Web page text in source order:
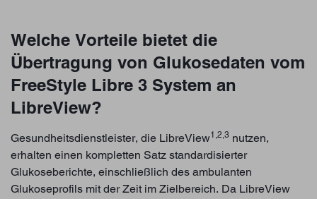
Welche Vorteile bietet die
Übertragung von Glukosedaten vom
FreeStyle Libre 3 System an
LibreView?
Gesundheitsdienstleister, die LibreView1,2,3 nutzen,
erhalten einen kompletten Satz standardisierter
Glukoseberichte, einschließlich des ambulanten
Glukoseprofils mit der Zeit im Zielbereich. Da LibreView